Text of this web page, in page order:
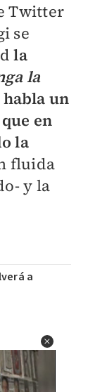
Twitter
se
la
la
un
en
la
fluida
y la
a